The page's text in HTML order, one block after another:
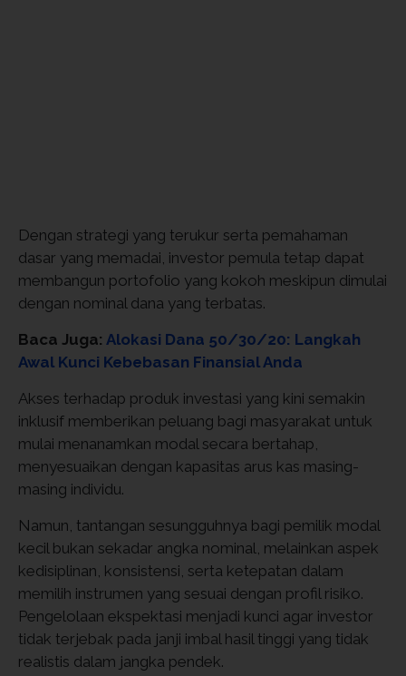
Dengan strategi yang terukur serta pemahaman
dasar yang memadai, investor pemula tetap dapat
membangun portofolio yang kokoh meskipun dimulai
dengan nominal dana yang terbatas.
Baca Juga: Alokasi Dana 50/30/20: Langkah
Awal Kunci Kebebasan Finansial Anda
Akses terhadap produk investasi yang kini semakin
inklusif memberikan peluang bagi masyarakat untuk
mulai menanamkan modal secara bertahap,
menyesuaikan dengan kapasitas arus kas masing-
masing individu.
Namun, tantangan sesungguhnya bagi pemilik modal
kecil bukan sekadar angka nominal, melainkan aspek
kedisiplinan, konsistensi, serta ketepatan dalam
memilih instrumen yang sesuai dengan profil risiko.
Pengelolaan ekspektasi menjadi kunci agar investor
tidak terjebak pada janji imbal hasil tinggi yang tidak
realistis dalam jangka pendek.